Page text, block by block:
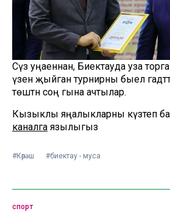
Сүз уңаеннан, Биектауда уза
үзенә җыйган турнирны быел
төштән соң гына ачтылар.
Кызыклы яңалыкларны күзәтеп
каналга язылыгыз
#Көрәш #биектау - муса
спорт